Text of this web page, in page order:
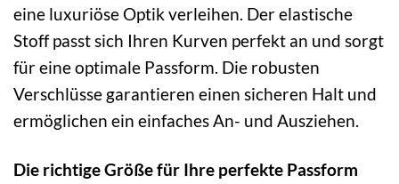
eine luxuriöse Optik verleihen. Der elastische
Stoff passt sich Ihren Kurven perfekt an und sorgt
für eine optimale Passform. Die robusten
Verschlüsse garantieren einen sicheren Halt und
ermöglichen ein einfaches An- und Ausziehen.
Die richtige Größe für Ihre perfekte Passform